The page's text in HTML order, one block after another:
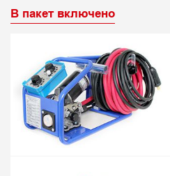
В пакет включено